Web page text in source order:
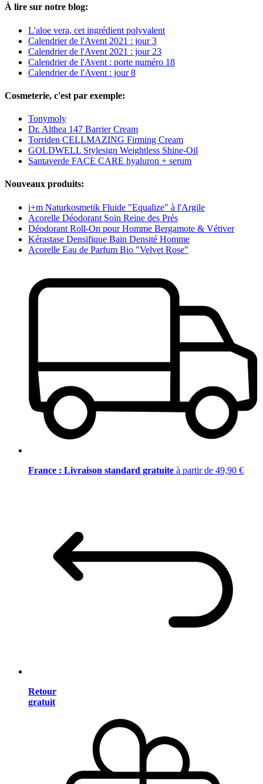
À lire sur notre blog:
L'aloe vera, cet ingrédient polyvalent
Calendrier de l'Avent 2021 : jour 3
Calendrier de l'Avent 2021 : jour 23
Calendrier de l'Avent : porte numéro 18
Calendrier de l'Avent : jour 8
Cosmeterie, c'est par exemple:
Tonymoly
Dr. Althea 147 Barrier Cream
Torriden CELLMAZING Firming Cream
GOLDWELL Stylesign Weightless Shine-Oil
Santaverde FACE CARE hyaluron + serum
Nouveaux produits:
i+m Naturkosmetik Fluide "Equalize" à l'Argile
Acorelle Déodorant Soin Reine des Prés
Déodorant Roll-On pour Homme Bergamote & Vétiver
Kérastase Densifique Bain Densité Homme
Acorelle Eau de Parfum Bio "Velvet Rose"
France : Livraison standard gratuite à partir de 49,90 €
Retour
gratuit